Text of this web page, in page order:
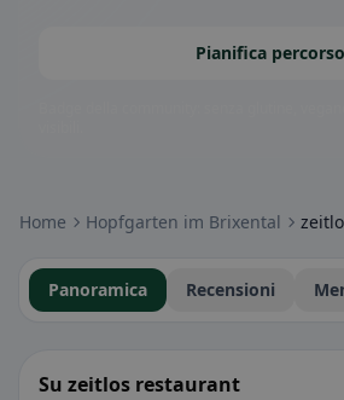
Pianifica percorso
Home Hopfgarten im Brixental
Panoramica Recensioni
Su zeitlos restaurant